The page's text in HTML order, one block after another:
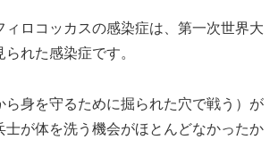
ィロコッカスの感染症は、第一次世界大
れた感染症です。
ら身を守るために掘られた穴で戦う）が
士が体を洗う機会がほとんどなかったか